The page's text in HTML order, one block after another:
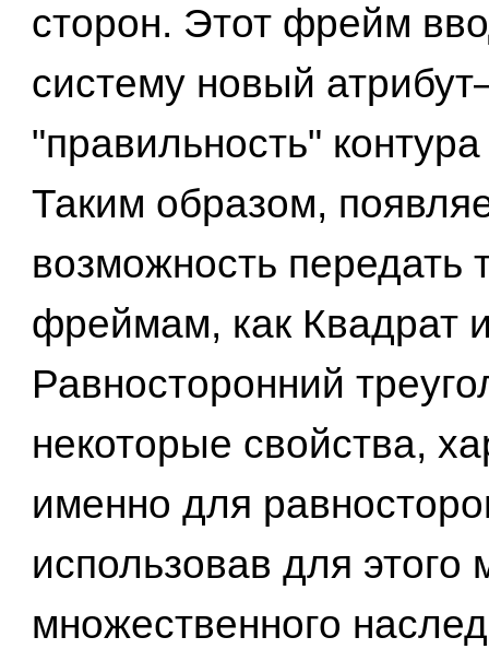
сторон. Этот фрейм
систему новый
"правильность"
Таким образом,
возможность передать
фреймам, как Квадрат
Равносторонний
некоторые свойства,
именно для
использовав для этого
множественного